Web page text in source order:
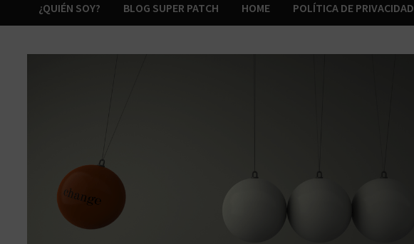
¿QUIÉN SOY? BLOG SUPER PATCH HOME POLÍTICA DE PRIVACIDAD